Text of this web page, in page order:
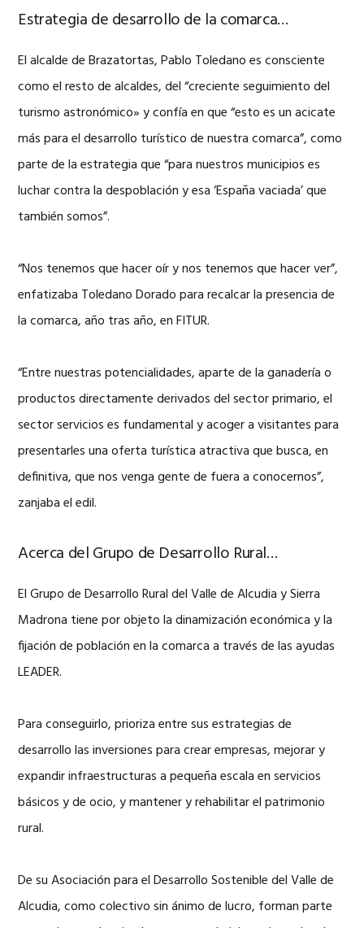
Estrategia de desarrollo de la comarca…
El alcalde de Brazatortas, Pablo Toledano es consciente
como el resto de alcaldes, del “creciente seguimiento del
turismo astronómico» y confía en que “esto es un acicate
más para el desarrollo turístico de nuestra comarca”, como
parte de la estrategia que “para nuestros municipios es
luchar contra la despoblación y esa ‘España vaciada’ que
también somos”.
“Nos tenemos que hacer oír y nos tenemos que hacer ver”,
enfatizaba Toledano Dorado para recalcar la presencia de
la comarca, año tras año, en FITUR.
“Entre nuestras potencialidades, aparte de la ganadería o
productos directamente derivados del sector primario, el
sector servicios es fundamental y acoger a visitantes para
presentarles una oferta turística atractiva que busca, en
definitiva, que nos venga gente de fuera a conocernos”,
zanjaba el edil.
Acerca del Grupo de Desarrollo Rural…
El Grupo de Desarrollo Rural del Valle de Alcudia y Sierra
Madrona tiene por objeto la dinamización económica y la
fijación de población en la comarca a través de las ayudas
LEADER.
Para conseguirlo, prioriza entre sus estrategias de
desarrollo las inversiones para crear empresas, mejorar y
expandir infraestructuras a pequeña escala en servicios
básicos y de ocio, y mantener y rehabilitar el patrimonio
rural.
De su Asociación para el Desarrollo Sostenible del Valle de
Alcudia, como colectivo sin ánimo de lucro, forman parte